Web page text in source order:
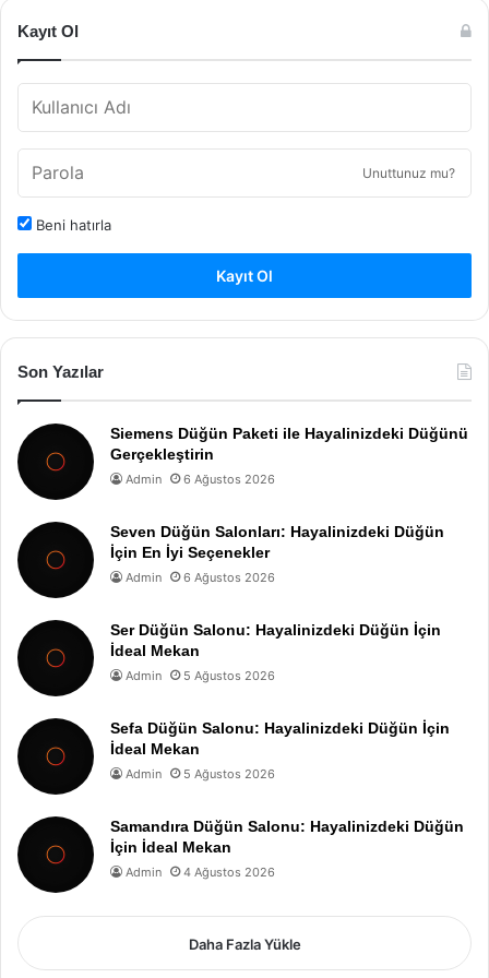
Kayıt Ol
Unuttunuz mu?
Beni hatırla
Kayıt Ol
Son Yazılar
Siemens Düğün Paketi ile Hayalinizdeki Düğünü
Gerçekleştirin
Admin 6 Ağustos 2026
Seven Düğün Salonları: Hayalinizdeki Düğün
İçin En İyi Seçenekler
Admin 6 Ağustos 2026
Ser Düğün Salonu: Hayalinizdeki Düğün İçin
İdeal Mekan
Admin 5 Ağustos 2026
Sefa Düğün Salonu: Hayalinizdeki Düğün İçin
İdeal Mekan
Admin 5 Ağustos 2026
Samandıra Düğün Salonu: Hayalinizdeki Düğün
İçin İdeal Mekan
Admin 4 Ağustos 2026
Daha Fazla Yükle